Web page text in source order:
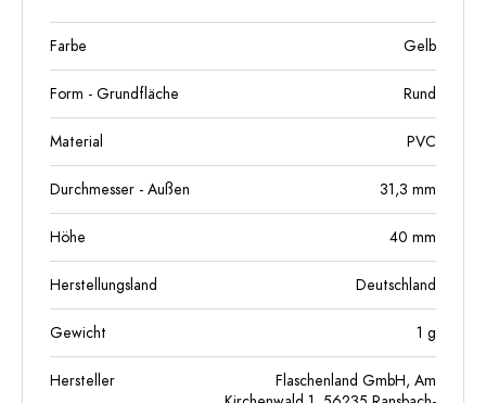
Farbe Gelb
Form - Grundfläche Rund
Material PVC
Durchmesser - Außen 31,3 mm
Höhe 40 mm
Herstellungsland Deutschland
Gewicht 1 g
Hersteller
Flaschenland GmbH, Am